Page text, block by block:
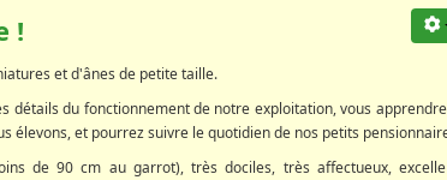
!
et d'ânes de petite taille.
détails du fonctionnement de notre exploitation, vous
élevons, et pourrez suivre le quotidien de nos petits
de 90 cm au garrot), très dociles, très affectueux,